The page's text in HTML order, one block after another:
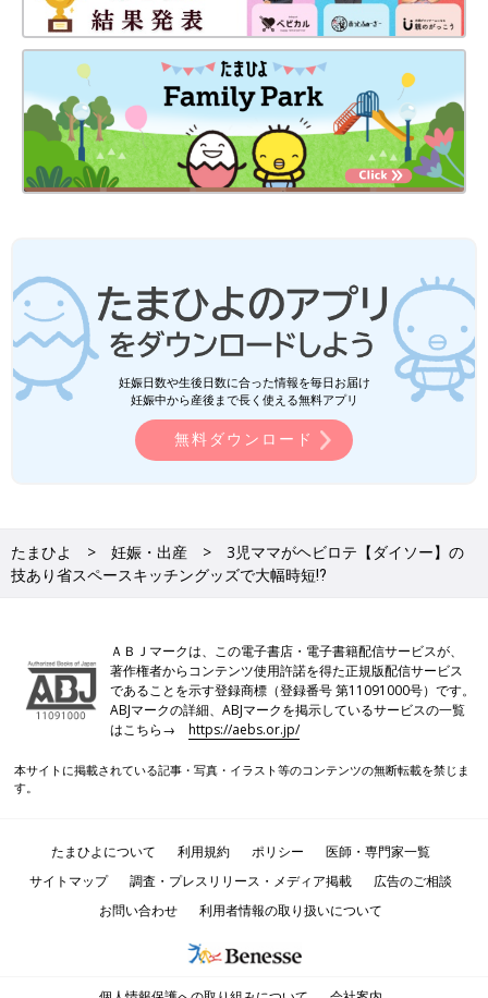
妊娠日数や生後日数に合った情報を毎日お届け
妊娠中から産後まで長く使える無料アプリ
無料ダウンロード
たまひよ 妊娠・出産
3児ママがヘビロテ【ダイソー】の
技あり省スペースキッチングッズで大幅時短⁉
ＡＢＪマークは、この電子書店・電子書籍配信サービスが、
著作権者からコンテンツ使用許諾を得た正規版配信サービス
であることを示す登録商標（登録番号 第11091000号）です。
ABJマークの詳細、ABJマークを掲示しているサービスの一覧
はこちら→https://aebs.or.jp/
本サイトに掲載されている記事・写真・イラスト等のコンテンツの無断転載を禁じま
す。
たまひよについて 利用規約 ポリシー
医師・専門家一覧
サイトマップ
調査・プレスリリース・メディア掲載
広告のご相談
お問い合わせ
利用者情報の取り扱いについて